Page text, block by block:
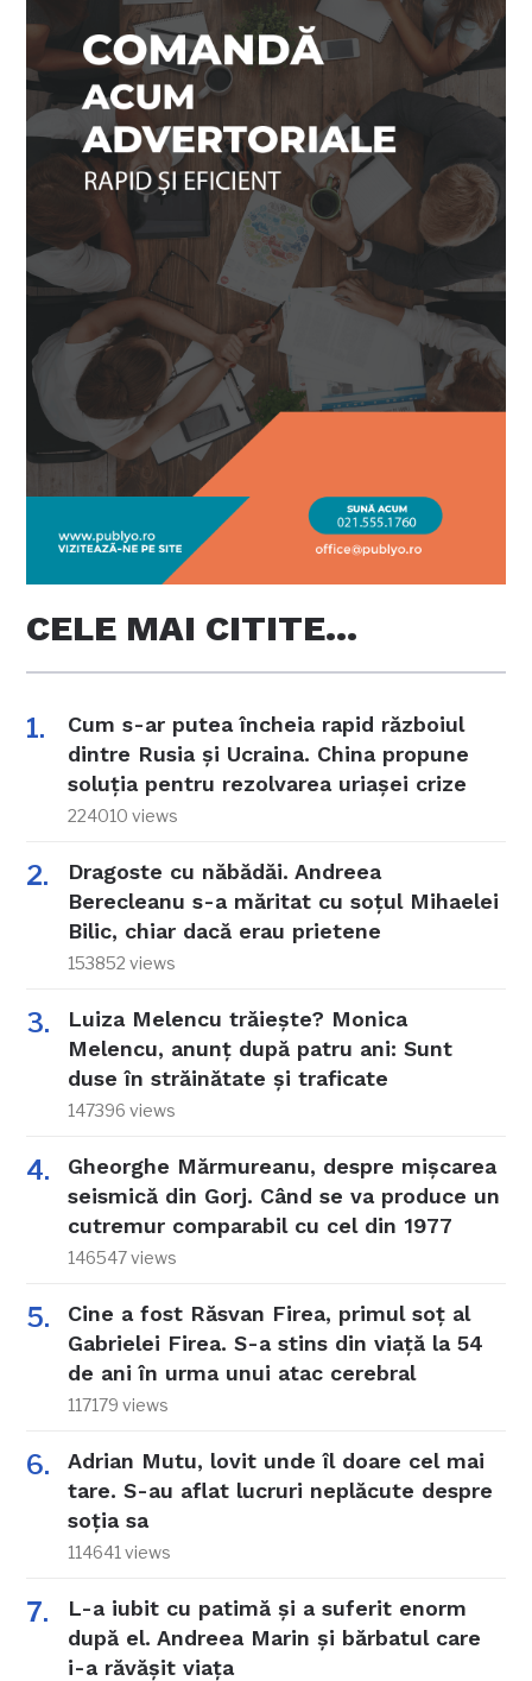
CELE MAI CITITE…
Cum s-ar putea încheia rapid războiul
dintre Rusia și Ucraina. China propune
soluția pentru rezolvarea uriașei crize
224010 views
Dragoste cu năbădăi. Andreea
Berecleanu s-a măritat cu soțul Mihaelei
Bilic, chiar dacă erau prietene
153852 views
Luiza Melencu trăiește? Monica
Melencu, anunț după patru ani: Sunt
duse în străinătate și traficate
147396 views
Gheorghe Mărmureanu, despre mișcarea
seismică din Gorj. Când se va produce un
cutremur comparabil cu cel din 1977
146547 views
Cine a fost Răsvan Firea, primul soț al
Gabrielei Firea. S-a stins din viață la 54
de ani în urma unui atac cerebral
117179 views
Adrian Mutu, lovit unde îl doare cel mai
tare. S-au aflat lucruri neplăcute despre
soția sa
114641 views
L-a iubit cu patimă și a suferit enorm
după el. Andreea Marin și bărbatul care
i-a răvășit viața